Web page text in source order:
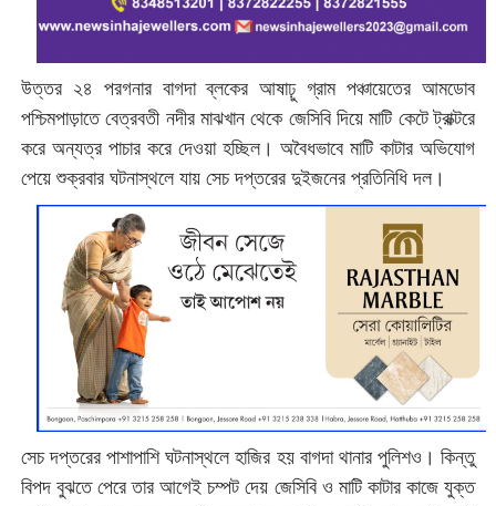
উত্তর ২৪ পরগনার বাগদা ব্লকের আষাঢ়ু গ্রাম পঞ্চায়েতের আমডোব
পশ্চিমপাড়াতে বেত্রবতী নদীর মাঝখান থেকে জেসিবি দিয়ে মাটি কেটে ট্রাক্টরে
করে অন্যত্র পাচার করে দেওয়া হচ্ছিল। অবৈধভাবে মাটি কাটার অভিযোগ
পেয়ে শুক্রবার ঘটনাস্থলে যায় সেচ দপ্তরের দুইজনের প্রতিনিধি দল।
সেচ দপ্তরের পাশাপাশি ঘটনাস্থলে হাজির হয় বাগদা থানার পুলিশও। কিন্তু
বিপদ বুঝতে পেরে তার আগেই চম্পট দেয় জেসিবি ও মাটি কাটার কাজে যুক্ত